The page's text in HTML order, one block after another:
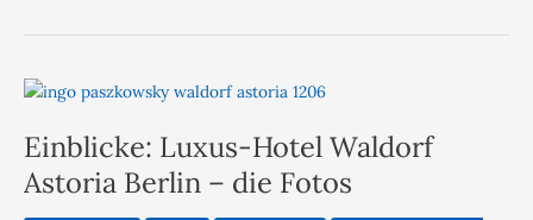
Einblicke: Luxus-Hotel Waldorf
Astoria Berlin – die Fotos